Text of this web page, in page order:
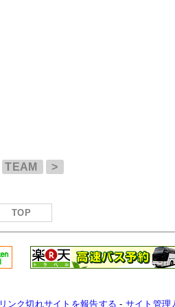
TEAM >
TOP
リンク切れサイトを報告する - サイト管理